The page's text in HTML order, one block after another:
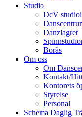
Studio
DcV
Danzlagret
Borås
Om oss
Om
Kontakt/
Kontorets
Styrelse
Personal
Schema Daglig